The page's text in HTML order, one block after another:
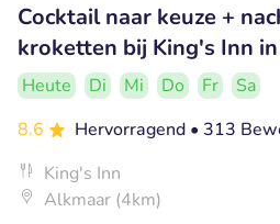
Cocktail naar keuze +
kroketten bij King's Inn
Heute Di Mi Do Fr
Sa
8.6
Hervorragend • 313
King's Inn
Alkmaar (4km)